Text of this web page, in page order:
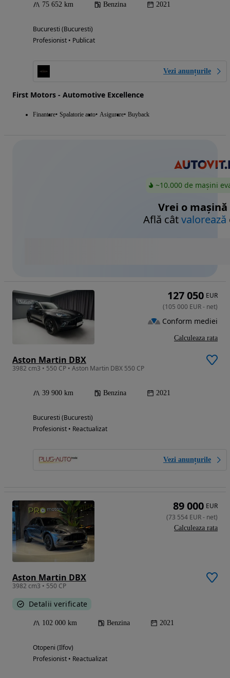
75 652 km Benzina 2021
Bucuresti (Bucuresti)
Profesionist • Publicat
Vezi anunțurile
First Motors - Automotive Excellence
Finantare Spalatorie auto Asigurare Buyback
~10.000 de mașini
Vrei o mașină
Află câtvalorează
Aston Martin DBX
3982 cm3 • 550 CP • Aston Martin DBX 550 CP
39 900 km Benzina 2021
Bucuresti (Bucuresti)
Profesionist • Reactualizat
Vezi anunțurile
127 050 EUR
(105 000 EUR- net)
Conform mediei
Calculeaza rata
Aston Martin DBX
3982 cm3 • 550 CP
Detalii verificate
102 000 km Benzina 2021
Otopeni (Ilfov)
Profesionist • Reactualizat
89 000 EUR
(73 554 EUR- net)
Calculeaza rata